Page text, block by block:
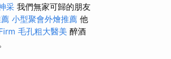
采 我們無家可歸的朋友
小型聚會外燴推薦 他
毛孔粗大醫美 醉酒